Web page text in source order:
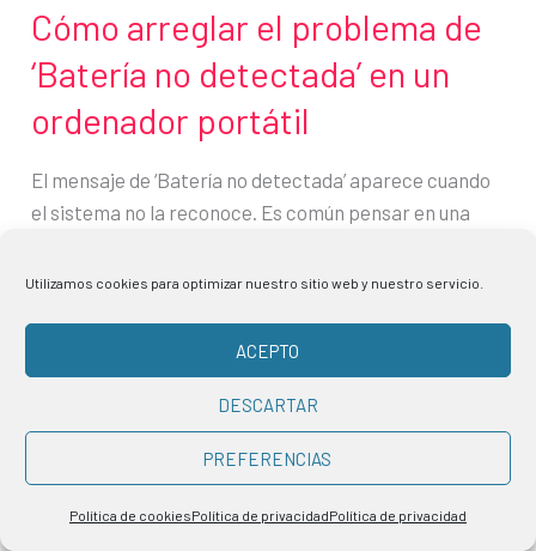
Utilizamos cookies para optimizar nuestro sitio web y nuestro servicio.
ACEPTO
DESCARTAR
PREFERENCIAS
Política de cookiesPolítica de privacidadPolítica de privacidad
Cómo arreglar el problema de
‘Batería no detectada’ en un
ordenador portátil
El mensaje de ‘Batería no detectada’ aparece cuando
el sistema no la reconoce. Es común pensar en una
problema de software hasta una simple mala
paso para solucionarlo y evitar que el ordenador
portátil quede inutilizable
Cómo
Leer más »